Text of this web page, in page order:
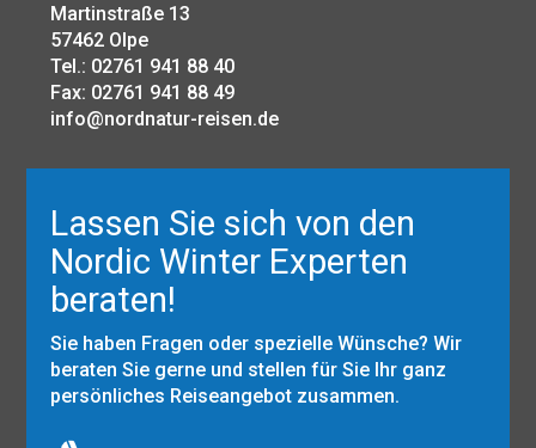
Martinstraße 13
57462 Olpe
Tel.: 02761 941 88 40
Fax: 02761 941 88 49
info@nordnatur-reisen.de
Lassen Sie sich von den
Nordic Winter Experten
beraten!
Sie haben Fragen oder spezielle Wünsche? Wir
beraten Sie gerne und stellen für Sie Ihr ganz
persönliches Reiseangebot zusammen.